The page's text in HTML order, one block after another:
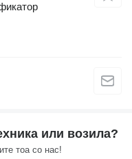
или возила?
тоа со нас!